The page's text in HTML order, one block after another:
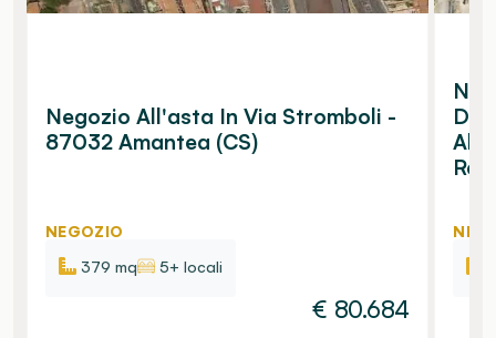
Negozio All'asta In Via Stromboli -
87032 Amantea (CS)
NEGOZIO
379 mq
5+ locali
€ 80.684